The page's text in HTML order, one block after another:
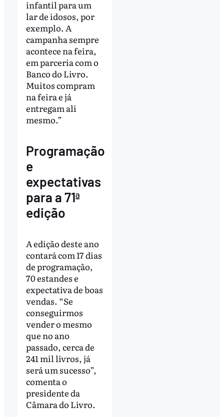
infantil para um
lar de idosos, por
exemplo. A
campanha sempre
acontece na feira,
em parceria com o
Banco do Livro.
Muitos compram
na feira e já
entregam ali
mesmo.”
Programação
e
expectativas
para a 71ª
edição
A edição deste ano
contará com 17 dias
de programação,
70 estandes e
expectativa de boas
vendas. “Se
conseguirmos
vender o mesmo
que no ano
passado, cerca de
241 mil livros, já
será um sucesso”,
comenta o
presidente da
Câmara do Livro.